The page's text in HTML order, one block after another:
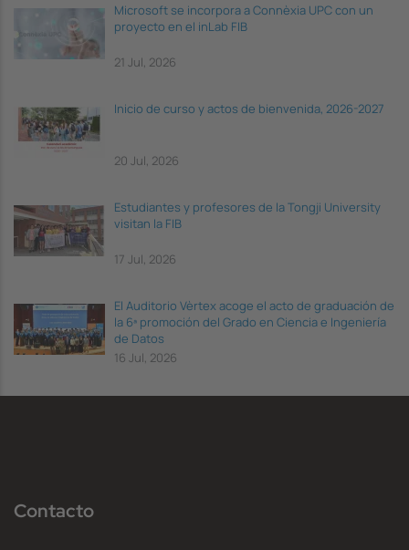
Microsoft se incorpora a Connèxia UPC con un
proyecto en el inLab FIB
21 Jul, 2026
Inicio de curso y actos de bienvenida, 2026-2027
20 Jul, 2026
Estudiantes y profesores de la Tongji University
visitan la FIB
17 Jul, 2026
El Auditorio Vèrtex acoge el acto de graduación de
la 6ª promoción del Grado en Ciencia e Ingeniería
de Datos
16 Jul, 2026
Contacto